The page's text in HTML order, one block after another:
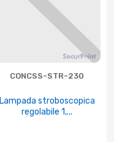
CONCSS-STR-230
Lampada stroboscopica
regolabile 1,...